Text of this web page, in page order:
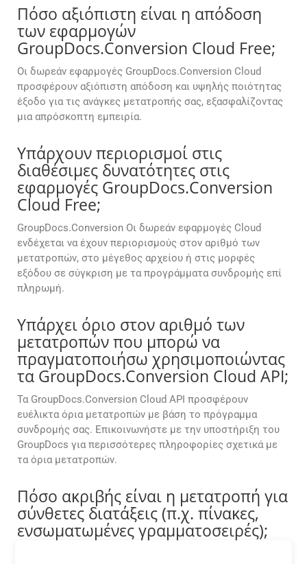
Πόσο αξιόπιστη είναι η απόδοση
των εφαρμογών
GroupDocs.Conversion Cloud Free;
Οι δωρεάν εφαρμογές GroupDocs.Conversion Cloud
προσφέρουν αξιόπιστη απόδοση και υψηλής ποιότητας
έξοδο για τις ανάγκες μετατροπής σας, εξασφαλίζοντας
μια απρόσκοπτη εμπειρία.
Υπάρχουν περιορισμοί στις
διαθέσιμες δυνατότητες στις
εφαρμογές GroupDocs.Conversion
Cloud Free;
GroupDocs.Conversion Οι δωρεάν εφαρμογές Cloud
ενδέχεται να έχουν περιορισμούς στον αριθμό των
μετατροπών, στο μέγεθος αρχείου ή στις μορφές
εξόδου σε σύγκριση με τα προγράμματα συνδρομής επί
πληρωμή.
Υπάρχει όριο στον αριθμό των
μετατροπών που μπορώ να
πραγματοποιήσω χρησιμοποιώντας
τα GroupDocs.Conversion Cloud API;
Τα GroupDocs.Conversion Cloud API προσφέρουν
ευέλικτα όρια μετατροπών με βάση το πρόγραμμα
συνδρομής σας. Επικοινωνήστε με την υποστήριξη του
GroupDocs για περισσότερες πληροφορίες σχετικά με
τα όρια μετατροπών.
Πόσο ακριβής είναι η μετατροπή για
σύνθετες διατάξεις (π.χ. πίνακες,
ενσωματωμένες γραμματοσειρές);